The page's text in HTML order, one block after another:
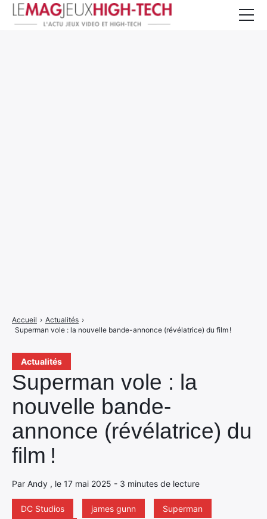
Actualités
Superman vole : la
nouvelle bande-
annonce (révélatrice) du
film !
Par Andy , le 17 mai 2025 - 3 minutes de lecture
DC Studios james gunn
Superman
Accueil › Actualités ›
Superman vole : la nouvelle bande-annonce (révélatrice) du film !